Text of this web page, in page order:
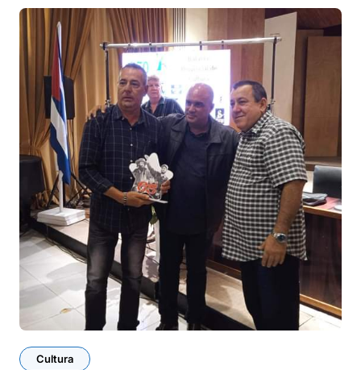
Cultura